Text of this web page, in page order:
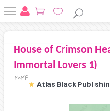
House of Crimson
Immortal Lovers 1)
2024
Atlas Black